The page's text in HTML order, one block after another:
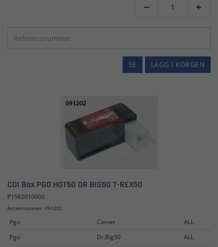
 
LÄGG I KORGEN
SE
CDI Box PGO HOT50 DR BIG50 T-REX50
P1582010000
Artikelnummer: 091202
Pgo Comet
ALL
Pgo
Dr.Big50
ALL